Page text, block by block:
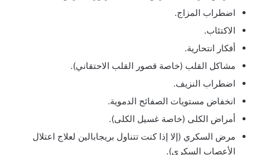
اضطراب المزاج.
الاكتئاب.
أفكار انتحارية.
مشاكل القلب (خاصة قصور القلب الاحتقاني).
اضطراب النزيف.
انخفاض مستويات الصفائح الدموية.
أمراض الكلى (خاصة غسيل الكلى).
مرض السكري (إلا إذا كنت تتناول بريجابالين لعلاج اعتلال
الأعصاب السكري).